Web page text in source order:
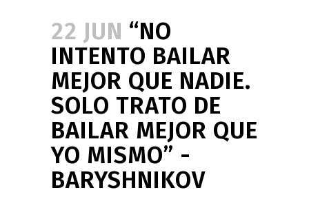
22 JUN “NO
INTENTO BAILAR
MEJOR QUE NADIE.
SOLO TRATO DE
BAILAR MEJOR QUE
YO MISMO” -
BARYSHNIKOV